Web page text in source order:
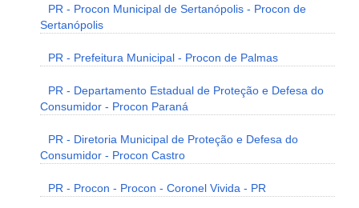
PR - Procon Municipal de Sertanópolis - Procon de
Sertanópolis
PR - Prefeitura Municipal - Procon de Palmas
PR - Departamento Estadual de Proteção e Defesa do
Consumidor - Procon Paraná
PR - Diretoria Municipal de Proteção e Defesa do
Consumidor - Procon Castro
PR - Procon - Procon - Coronel Vivida - PR